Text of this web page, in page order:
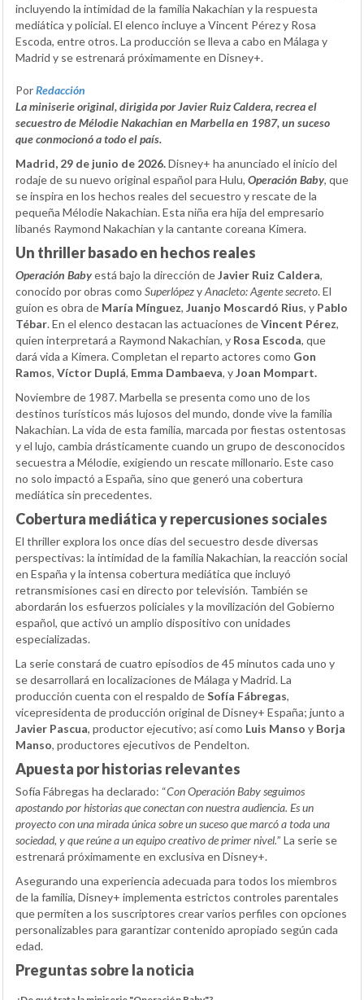
incluyendo la intimidad de la familia Nakachian y la respuesta
mediática y policial. El elenco incluye a Vincent Pérez y Rosa
Escoda, entre otros. La producción se lleva a cabo en Málaga y
Madrid y se estrenará próximamente en Disney+.
PorRedacción
La miniserie original, dirigida por Javier Ruiz Caldera, recrea el
secuestro de Mélodie Nakachian en Marbella en 1987, un suceso
que conmocionó a todo el país.
Madrid, 29 de junio de 2026.Disney+ ha anunciado el inicio del
rodaje de su nuevo original español para Hulu, Operación Baby, que
se inspira en los hechos reales del secuestro y rescate de la
pequeña Mélodie Nakachian. Esta niña era hija del empresario
libanés Raymond Nakachian y la cantante coreana Kimera.
Un thriller basado en hechos reales
Operación Babyestá bajo la dirección deJavier Ruiz Caldera,
conocido por obras como SuperlópezyAnacleto: Agente secreto. El
guion es obra de María Mínguez, Juanjo Moscardó Rius, y Pablo
Tébar. En el elenco destacan las actuaciones deVincent Pérez,
quien interpretará a Raymond Nakachian, y Rosa Escoda, que
dará vida a Kimera. Completan el reparto actores como Gon
Ramos, Víctor Duplá, Emma Dambaeva, yJoan Mompart.
Noviembre de 1987. Marbella se presenta como uno de los
destinos turísticos más lujosos del mundo, donde vive la familia
Nakachian. La vida de esta familia, marcada por fiestas ostentosas
y el lujo, cambia drásticamente cuando un grupo de desconocidos
secuestra a Mélodie, exigiendo un rescate millonario. Este caso
no solo impactó a España, sino que generó una cobertura
mediática sin precedentes.
Cobertura mediática y repercusiones sociales
El thriller explora los once días del secuestro desde diversas
perspectivas: la intimidad de la familia Nakachian, la reacción social
en España y la intensa cobertura mediática que incluyó
retransmisiones casi en directo por televisión. También se
abordarán los esfuerzos policiales y la movilización del Gobierno
español, que activó un amplio dispositivo con unidades
especializadas.
La serie constará de cuatro episodios de 45 minutos cada uno y
se desarrollará en localizaciones de Málaga y Madrid. La
producción cuenta con el respaldo deSofía Fábregas,
vicepresidenta de producción original de Disney+ España; junto a
Javier Pascua, productor ejecutivo; así como Luis Manso y Borja
Manso, productores ejecutivos de Pendelton.
Apuesta por historias relevantes
Sofía Fábregas ha declarado: “Con Operación Baby seguimos
apostando por historias que conectan con nuestra audiencia. Es un
proyecto con una mirada única sobre un suceso que marcó a toda una
sociedad, y que reúne a un equipo creativo de primer nivel.” La serie se
estrenará próximamente en exclusiva en Disney+.
Asegurando una experiencia adecuada para todos los miembros
de la familia, Disney+ implementa estrictos controles parentales
que permiten a los suscriptores crear varios perfiles con opciones
personalizables para garantizar contenido apropiado según cada
edad.
Preguntas sobre la noticia